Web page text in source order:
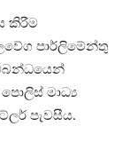
කිරීම
පාර්ලිමේන්තු
මාධ්‍ය
පැවසීය.